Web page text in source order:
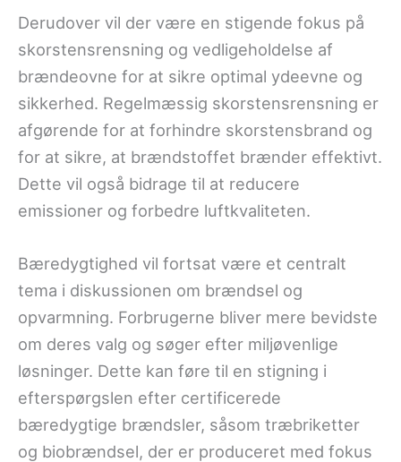
Derudover vil der være en stigende fokus på
skorstensrensning og vedligeholdelse af
brændeovne for at sikre optimal ydeevne og
sikkerhed. Regelmæssig skorstensrensning er
afgørende for at forhindre skorstensbrand og
for at sikre, at brændstoffet brænder effektivt.
Dette vil også bidrage til at reducere
emissioner og forbedre luftkvaliteten.
Bæredygtighed vil fortsat være et centralt
tema i diskussionen om brændsel og
opvarmning. Forbrugerne bliver mere bevidste
om deres valg og søger efter miljøvenlige
løsninger. Dette kan føre til en stigning i
efterspørgslen efter certificerede
bæredygtige brændsler, såsom træbriketter
og biobrændsel, der er produceret med fokus